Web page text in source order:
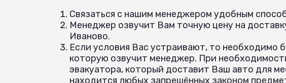
Связаться с нашим менеджером удобным
Менеджер озвучит Вам точную цену на
Иваново.
Если условия Вас устраивают, то необходимо
которую озвучит менеджер. При
эвакуатора, который доставит Ваш авто для
находится любых запрещённых законом